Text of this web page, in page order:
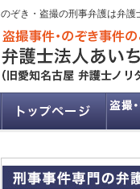
のぞき・盗撮の刑事弁護は弁